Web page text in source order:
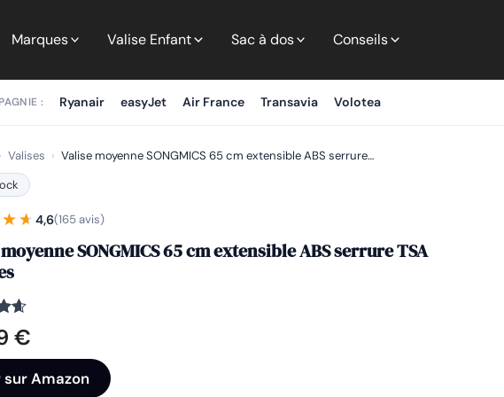
Marques Valise Enfant Sac à dos Conseils
: Ryanair easyJet Air France Transavia Volotea
› Valises › Valise moyenne SONGMICS 65 cm extensible ABS serrure…
4,6(165 avis)
SONGMICS 65 cm extensible ABS serrure TSA
€
sur Amazon